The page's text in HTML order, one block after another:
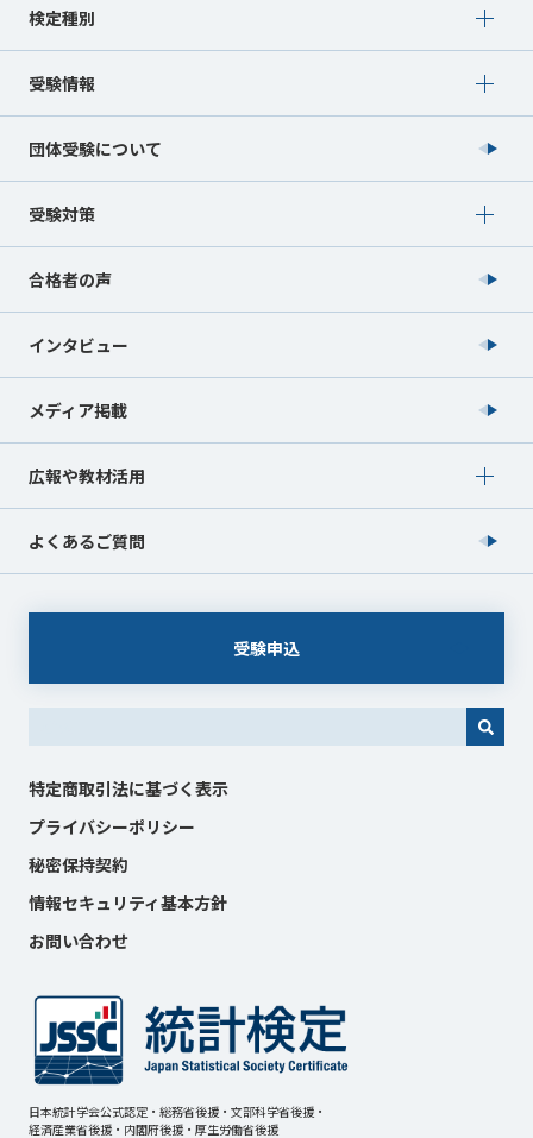
検定種別
Show submenu for 検定種別
受験情報
Show submenu for 受験情報
団体受験について
受験対策
Show submenu for 受験対策
合格者の声
インタビュー
メディア掲載
広報や教材活用
Show submenu for 広報や教材活用
よくあるご質問
受験申込
特定商取引法に基づく表示
プライバシーポリシー
秘密保持契約
情報セキュリティ基本方針
お問い合わせ
日本統計学会公式認定・総務省後援・文部科学省後援・
経済産業省後援・内閣府後援・厚生労働省後援